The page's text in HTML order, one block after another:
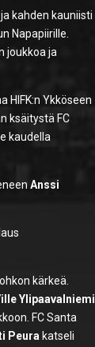
kahden kauniisti
Napapiirille.
joukkoa ja
HIFK:n Ykköseen
ksäitystä FC
kaudella
Anssi
kärkeä.
Ylipaavalniemi
FC Santa
Peura katseli